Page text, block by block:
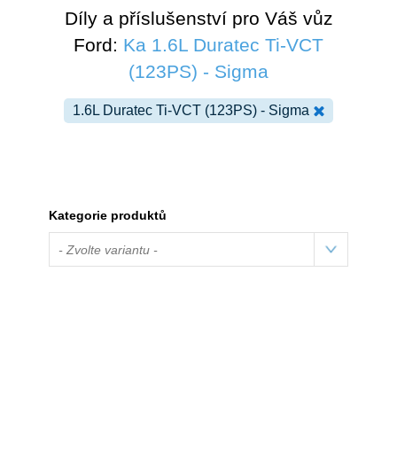
Díly a příslušenství pro Váš vůz
Ford: Ka 1.6L Duratec Ti-VCT
(123PS) - Sigma
1.6L Duratec Ti-VCT (123PS) - Sigma
Kategorie produktů
- Zvolte variantu -